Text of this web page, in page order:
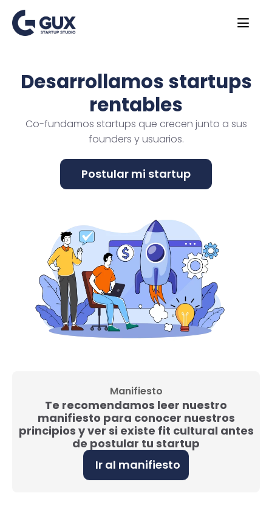
Desarrollamos startups
rentables
Co-fundamos startups que crecen junto a sus
founders y usuarios.
Manifiesto
Te recomendamos leer nuestro
manifiesto para conocer nuestros
principios y ver si existe fit cultural antes
de postular tu startup
Ir al manifiesto